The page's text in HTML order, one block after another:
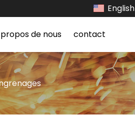
English
de nous contact